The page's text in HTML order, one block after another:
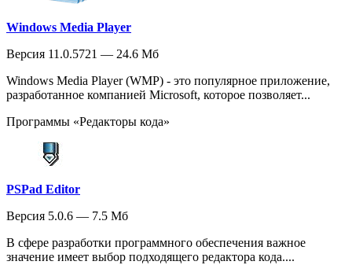
Windows Media Player
Версия 11.0.5721 — 24.6 Мб
Windows Media Player (WMP) - это популярное приложение,
разработанное компанией Microsoft, которое позволяет...
Программы «Редакторы кода»
PSPad Editor
Версия 5.0.6 — 7.5 Мб
В сфере разработки программного обеспечения важное
значение имеет выбор подходящего редактора кода....